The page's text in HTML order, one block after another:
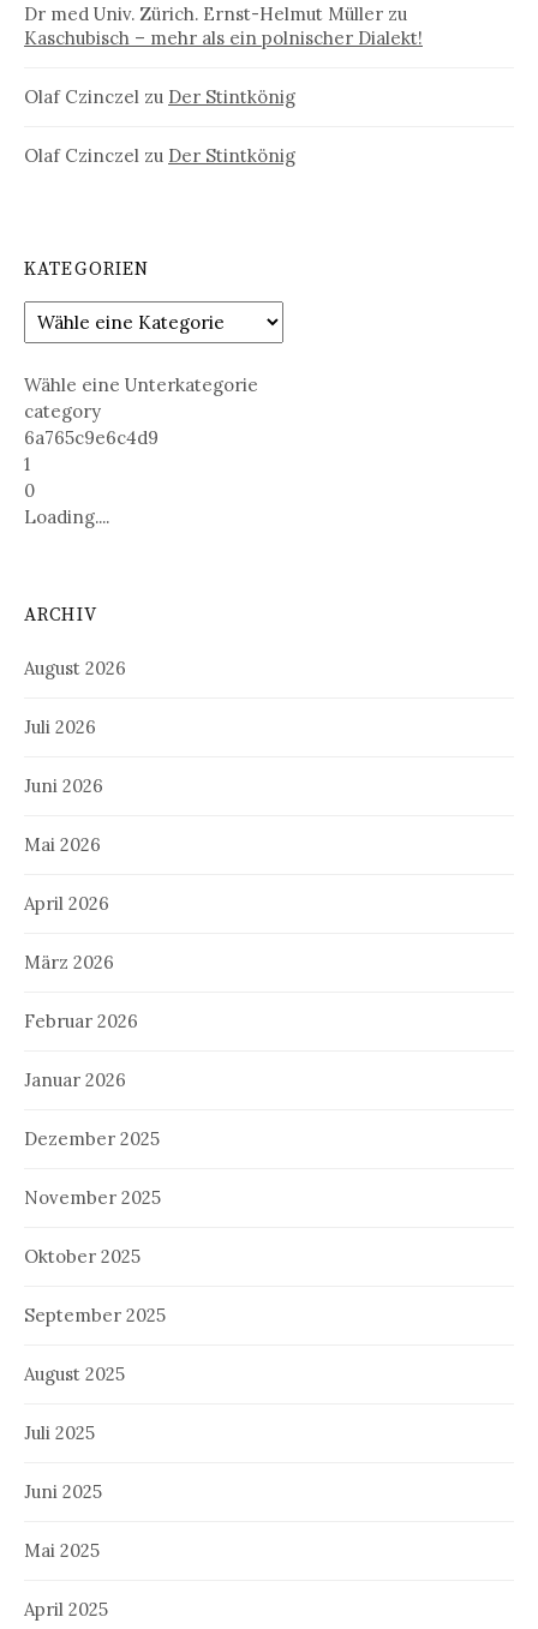
Dr med Univ. Zürich. Ernst-Helmut Müller zu
Kaschubisch – mehr als ein polnischer Dialekt!
Olaf Czinczel zu Der Stintkönig
Olaf Czinczel zu Der Stintkönig
KATEGORIEN
Wähle eine Unterkategorie
category
6a765c9e6c4d9
1
0
Loading....
ARCHIV
August 2026
Juli 2026
Juni 2026
Mai 2026
April 2026
März 2026
Februar 2026
Januar 2026
Dezember 2025
November 2025
Oktober 2025
September 2025
August 2025
Juli 2025
Juni 2025
Mai 2025
April 2025